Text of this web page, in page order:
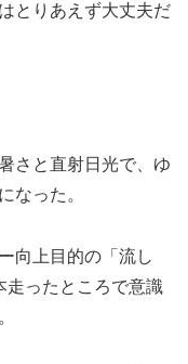
とりあえず大丈夫だ
さと直射日光で、ゆ
なった。
向上目的の「流し
走ったところで意識